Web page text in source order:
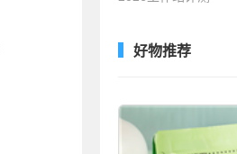
好物推荐